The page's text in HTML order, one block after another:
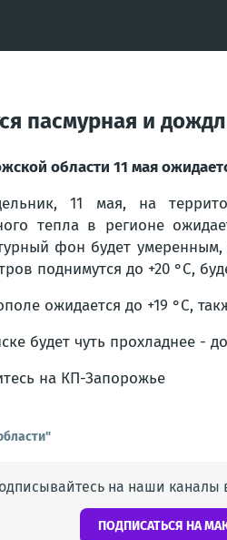
пасмурная и
области 11 мая
11 мая, на
тепла в регионе
фон будет умеренным,
поднимутся до +20 °С,
ожидается до +19 °С,
будет чуть прохладнее -
на КП-Запорожье
на наши каналы
ПОДПИСАТЬСЯ НА